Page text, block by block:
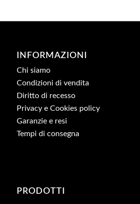
INFORMAZIONI
Chi siamo
Condizioni di vendita
Diritto di recesso
Privacy e Cookies policy
Garanzie e resi
Tempi di consegna
PRODOTTI